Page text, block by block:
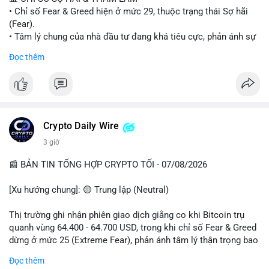
#vlikevn
• Chỉ số Fear & Greed hiện ở mức 29, thuộc trạng thái Sợ hãi
(Fear).
• Tâm lý chung của nhà đầu tư đang khá tiêu cực, phản ánh sự
• CoinGecko Trending: Plume (PLUME), Cash Cat (CASHCAT),
• LunarCrush Trending: Ethereum, Solana, Dogecoin, Polkadot,
Chainlink.
Viettel) và các từ khóa đời sống khác đang chiếm ưu thế.
💬 DÒNG CHẢY TIN TỨC & TRUYỀN THÔNG
năm tù đối với Sam Bankman-Fried (FTX).
• Tin tức vĩ mô: Cảnh báo về tình trạng stagflation (lạm phát
đình trệ) từ dữ liệu PMI của Mỹ; thu nhập của người Mỹ đang
• Tin tức Binance: Binance chuẩn bị nâng cấp dịch vụ giao dịch
Đọc thêm
Crypto Daily Wire
3 giờ
📰 BẢN TIN TỔNG HỢP CRYPTO TỐI - 07/08/2026
[Xu hướng chung]: 🟡 Trung lập (Neutral)
Thị trường ghi nhận phiên giao dịch giằng co khi Bitcoin trụ
quanh vùng 64.400 - 64.700 USD, trong khi chỉ số Fear & Greed
dừng ở mức 25 (Extreme Fear), phản ánh tâm lý thận trọng bao
Đọc thêm